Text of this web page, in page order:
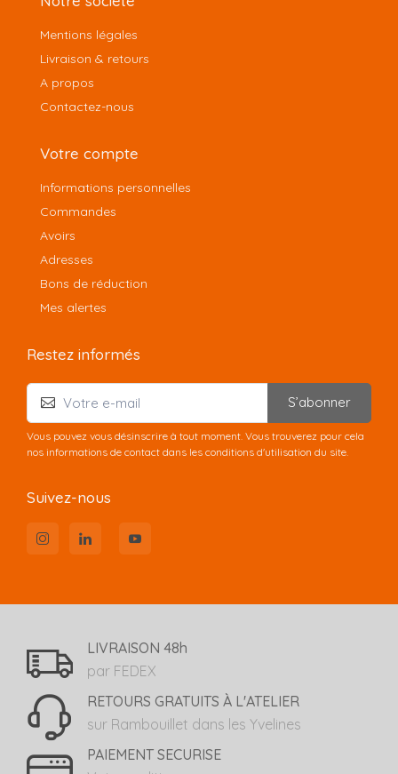
Mentions légales
Livraison & retours
A propos
Contactez-nous
Votre compte
Informations personnelles
Commandes
Avoirs
Adresses
Bons de réduction
Mes alertes
Restez informés
S’abonner
Vous pouvez vous désinscrire à tout moment. Vous trouverez pour cela
nos informations de contact dans les conditions d'utilisation du site.
Suivez-nous
LIVRAISON 48h
par FEDEX
RETOURS GRATUITS À L'ATELIER
sur Rambouillet dans les Yvelines
PAIEMENT SECURISE